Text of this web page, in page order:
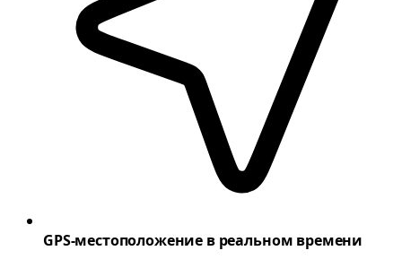
GPS-местоположение в реальном времени